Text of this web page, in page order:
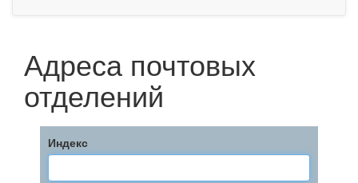
Адреса почтовых
отделений
Индекс